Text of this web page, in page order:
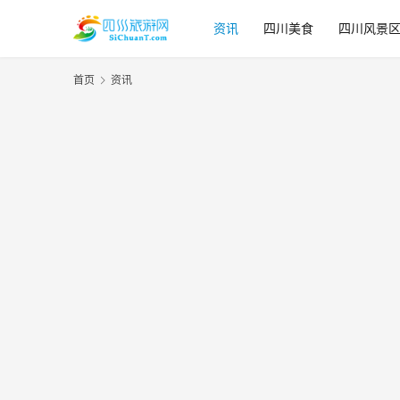
资讯 四川美食 四川风景区
首页 资讯